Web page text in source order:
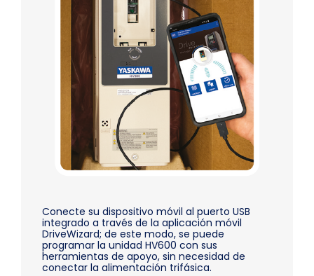
Conecte su dispositivo móvil al puerto USB
integrado a través de la aplicación móvil
DriveWizard; de este modo, se puede
programar la unidad HV600 con sus
herramientas de apoyo, sin necesidad de
conectar la alimentación trifásica.